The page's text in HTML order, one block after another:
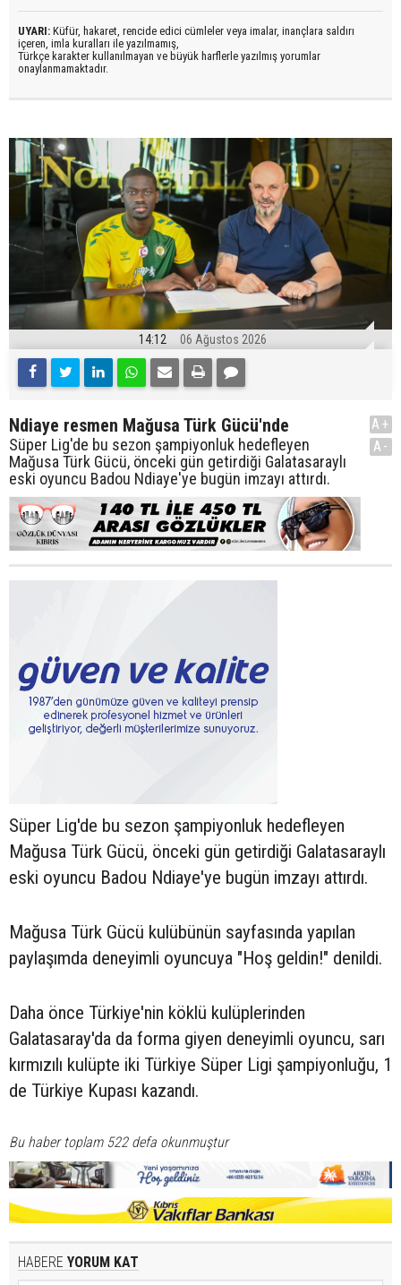
UYARI: Küfür, hakaret, rencide edici cümleler veya imalar, inançlara saldırı
içeren, imla kuralları ile yazılmamış,
Türkçe karakter kullanılmayan ve büyük harflerle yazılmış yorumlar
onaylanmamaktadır.
14:12 06 Ağustos 2026
Ndiaye resmen Mağusa Türk Gücü'nde
Süper Lig'de bu sezon şampiyonluk hedefleyen
Mağusa Türk Gücü, önceki gün getirdiği Galatasaraylı
eski oyuncu Badou Ndiaye'ye bugün imzayı attırdı.
A+
A-
Süper Lig'de bu sezon şampiyonluk hedefleyen
Mağusa Türk Gücü, önceki gün getirdiği Galatasaraylı
eski oyuncu Badou Ndiaye'ye bugün imzayı attırdı.
Mağusa Türk Gücü kulübünün sayfasında yapılan
paylaşımda deneyimli oyuncuya "Hoş geldin!" denildi.
Daha önce Türkiye'nin köklü kulüplerinden
Galatasaray'da da forma giyen deneyimli oyuncu, sarı
kırmızılı kulüpte iki Türkiye Süper Ligi şampiyonluğu, 1
de Türkiye Kupası kazandı.
Bu haber toplam 522 defa okunmuştur
HABERE YORUM KAT